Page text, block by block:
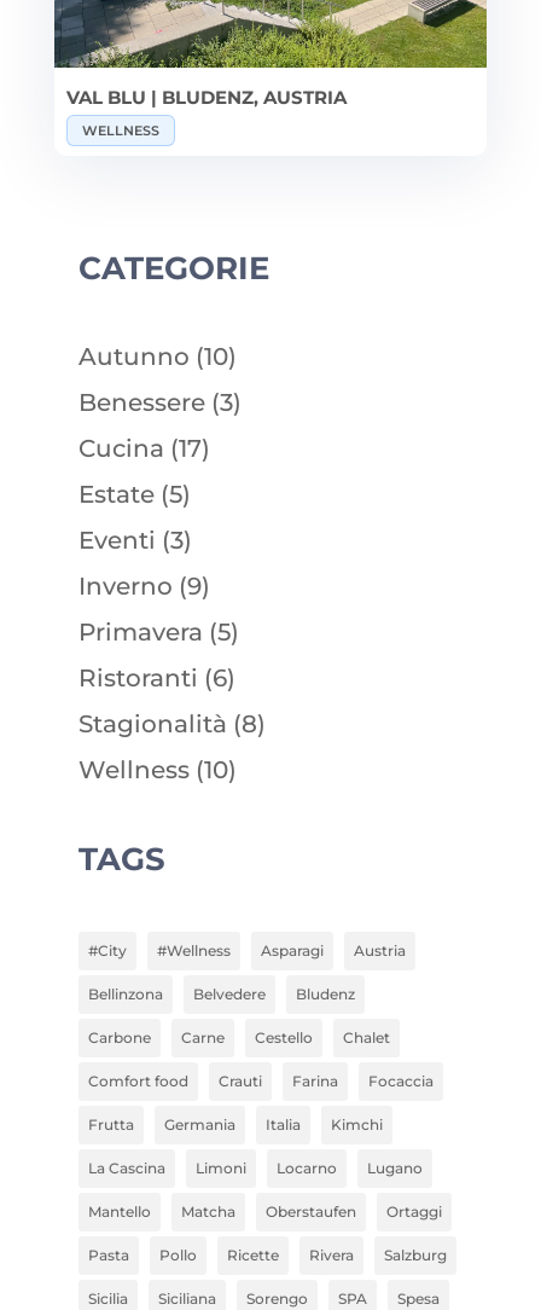
VAL BLU | BLUDENZ, AUSTRIA
WELLNESS
CATEGORIE
Autunno (10)
Benessere(3)
Cucina (17)
Estate(5)
Eventi (3)
Inverno (9)
Primavera (5)
Ristoranti (6)
Stagionalità (8)
Wellness(10)
TAGS
#City #Wellness Asparagi Austria
Bellinzona Belvedere Bludenz
Carbone Carne Cestello Chalet
Comfort food Crauti Farina Focaccia
Frutta Germania Italia Kimchi
La Cascina Limoni Locarno Lugano
Mantello Matcha Oberstaufen Ortaggi
Pasta Pollo Ricette Rivera Salzburg
Sicilia Siciliana Sorengo SPA Spesa